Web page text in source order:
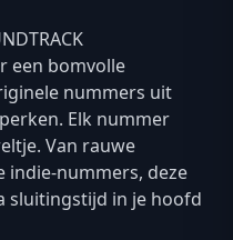
een bomvolle
nummers uit
Elk nummer
Van rauwe
nummers, deze
sluitingstijd in je hoofd